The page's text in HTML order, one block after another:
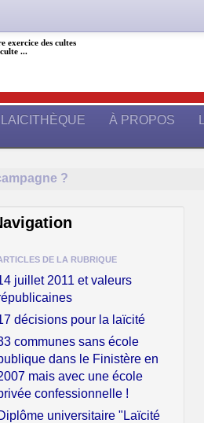
exercice des cultes
...
LAICITHÈQUE À PROPOS
?
DE LA RUBRIQUE
juillet 2011 et valeurs
décisions pour la laïcité
communes sans école
dans le Finistère en
mais avec une école
confessionnelle !
universitaire "Laïcité